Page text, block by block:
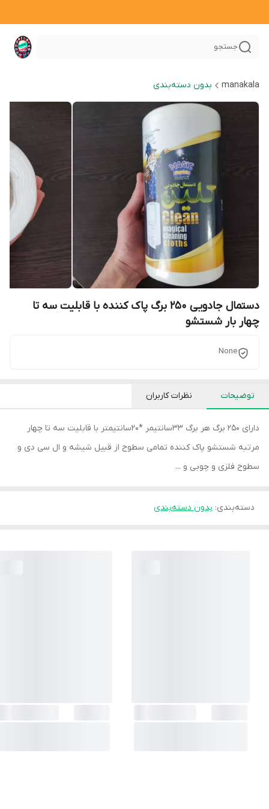
جستجو
manakala بدون دسته‌بندی
دستمال جادویی 250 برگ پاک کننده با قابلیت سه تا
چهار بار شستشو
None
توضیحات نظرات کاربران
دارای 250 برگ هر برگ 33سانتیمر *20سانتیمتر با قابلیت سه تا چهار
مرتبه شستشو پاک کننده تمامی سطوح از قبیل شیشه و ال سی دی و
سطوح فلزی و چوبی و ...
دسته‌بندی: بدون دسته‌بندی